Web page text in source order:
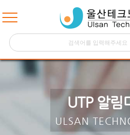
UTP 알림
ULSAN